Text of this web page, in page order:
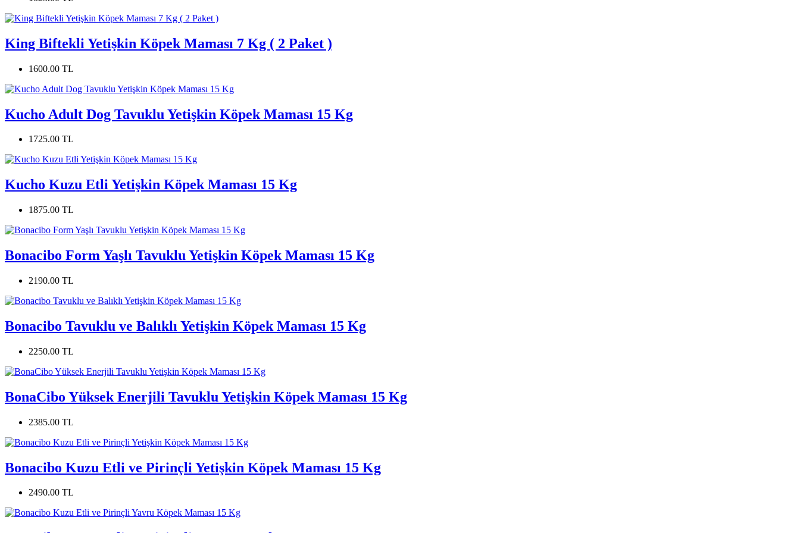
King Biftekli Yetişkin Köpek Maması 7 Kg ( 2 Paket )
1600.00 TL
Kucho Adult Dog Tavuklu Yetişkin Köpek Maması 15 Kg
1725.00 TL
Kucho Kuzu Etli Yetişkin Köpek Maması 15 Kg
1875.00 TL
Bonacibo Form Yaşlı Tavuklu Yetişkin Köpek Maması 15 Kg
2190.00 TL
Bonacibo Tavuklu ve Balıklı Yetişkin Köpek Maması 15 Kg
2250.00 TL
BonaCibo Yüksek Enerjili Tavuklu Yetişkin Köpek Maması 15 Kg
2385.00 TL
Bonacibo Kuzu Etli ve Pirinçli Yetişkin Köpek Maması 15 Kg
2490.00 TL